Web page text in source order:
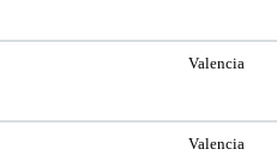
Valencia
Valencia